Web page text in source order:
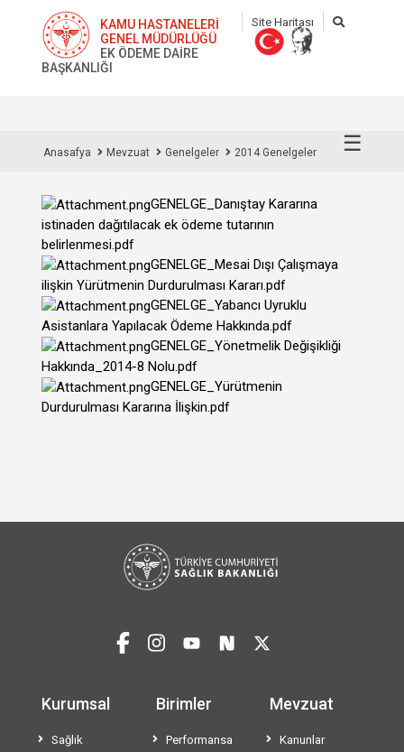
KAMU HASTANELERİ
GENEL MÜDÜRLÜĞÜ
EK ÖDEME DAİRE
BAŞKANLIĞI
Site Haritası
☰
Anasafya Mevzuat Genelgeler 2014 Genelgeler
GENELGE_Danıştay Kararına
istinaden dağıtılacak ek ödeme tutarının
belirlenmesi.pdf
GENELGE_Mesai Dışı Çalışmaya
ilişkin Yürütmenin Durdurulması Kararı.pdf
GENELGE_Yabancı Uyruklu
Asistanlara Yapılacak Ödeme Hakkında.pdf
GENELGE_Yönetmelik Değişikliği
Hakkında_2014-8 Nolu.pdf
GENELGE_Yürütmenin
Durdurulması Kararına İlişkin.pdf
Kurumsal
Sağlık
Birimler
Performansa
Mevzuat
Kanunlar